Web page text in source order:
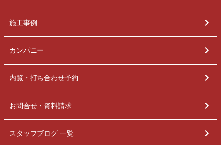
施工事例
カンパニー
内覧・打ち合わせ予約
お問合せ・資料請求
スタッフブログ 一覧